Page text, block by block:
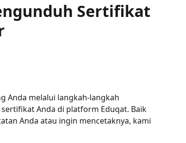
Sertifikat
Anda melalui langkah-langkah
Anda di platform Eduqat. Baik
Anda atau ingin mencetaknya, kami